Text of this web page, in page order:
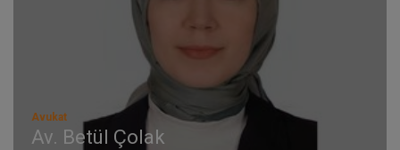
Avukat
Av. Betül Çolak